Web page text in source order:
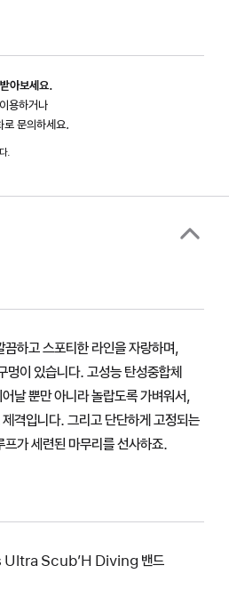
아보세요.
용하거나
로 문의하세요.
.
고 스포티한 라인을 자랑하며,
멍이 있습니다. 고성능 탄성중합체
날 뿐만 아니라 놀랍도록 가벼워서,
격입니다. 그리고 단단하게 고정되는
가 세련된 마무리를 선사하죠.
Scub’H Diving 밴드